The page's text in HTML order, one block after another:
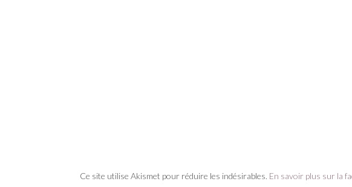
Ce site utilise Akismet pour réduire les indésirables. En savoir plus sur la